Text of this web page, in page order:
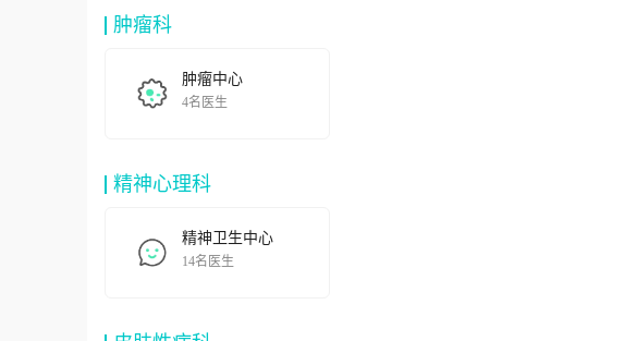
肿瘤科
肿瘤中心
4名医生
精神心理科
精神卫生中心
14名医生